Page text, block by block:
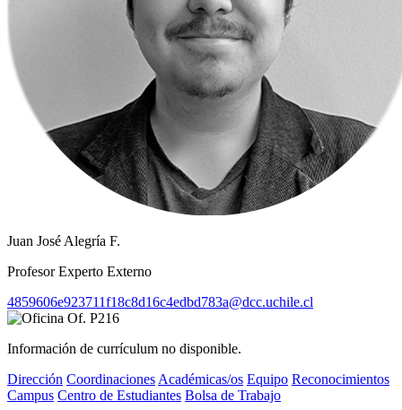
Juan José Alegría F.
Profesor Experto Externo
4859606e923711f18c8d16c4edbd783a@dcc.uchile.cl
Of. P216
Información de currículum no disponible.
Dirección Coordinaciones Académicas/os Equipo Reconocimientos
Campus Centro de Estudiantes Bolsa de Trabajo